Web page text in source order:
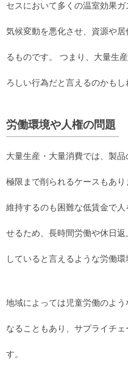
セスにおいて多くの温室効果
気候変動を悪化させ、資源や
るものです。 つまり、大量生
ろしい行為だと言えるのかもし
労働環境や人権の問題
大量生産・大量消費では、製
極限まで削られるケースもあ
維持するのも困難な低賃金で
せるため、長時間労働や休日
していると言えるような労働環
地域によっては児童労働のよ
なることもあり、サプライチ
す。